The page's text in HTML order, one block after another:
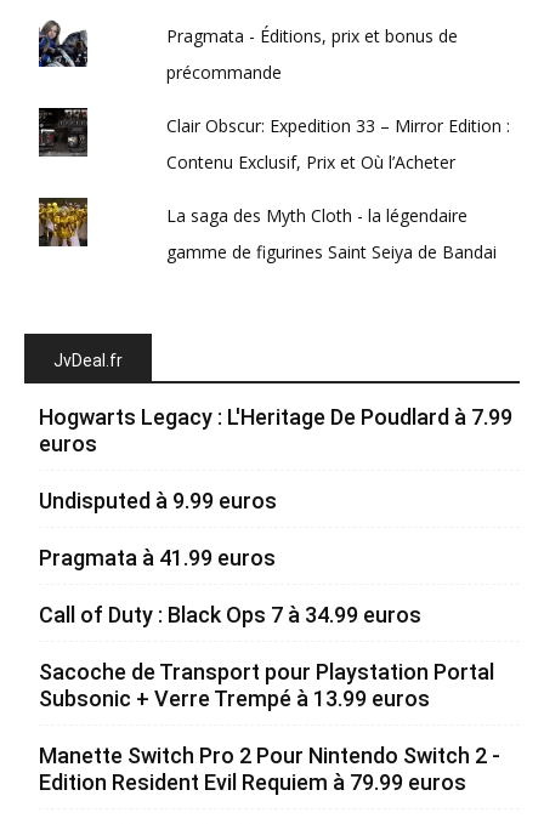
Pragmata - Éditions, prix et bonus de
précommande
Clair Obscur: Expedition 33 – Mirror Edition :
Contenu Exclusif, Prix et Où l’Acheter
La saga des Myth Cloth - la légendaire
gamme de figurines Saint Seiya de Bandai
JvDeal.fr
Hogwarts Legacy : L'Heritage De Poudlard à 7.99
euros
Undisputed à 9.99 euros
Pragmata à 41.99 euros
Call of Duty : Black Ops 7 à 34.99 euros
Sacoche de Transport pour Playstation Portal
Subsonic + Verre Trempé à 13.99 euros
Manette Switch Pro 2 Pour Nintendo Switch 2 -
Edition Resident Evil Requiem à 79.99 euros